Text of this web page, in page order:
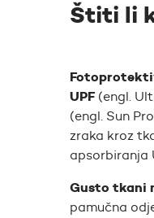
Štiti li
UPF(engl.
(engl. Sun
zraka kroz
apsorbiranja
Gusto tkani
pamučna